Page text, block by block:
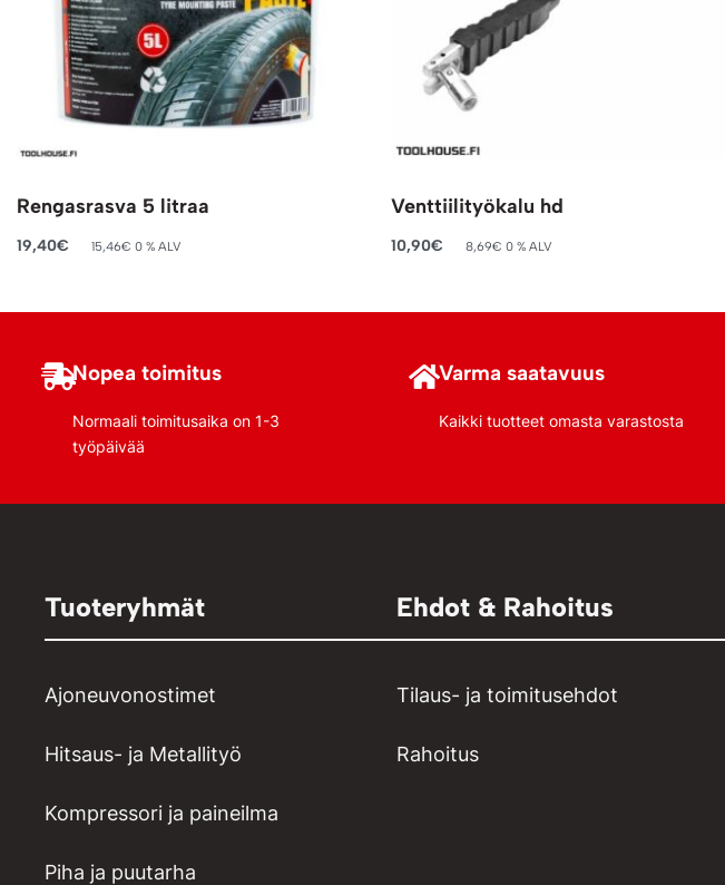
Rengasrasva 5 litraa
19,40€ 15,46€ 0 % ALV
Venttiilityökalu hd
10,90€ 8,69€ 0 % ALV
Nopea toimitus
Normaali toimitusaika on 1-3
työpäivää
Varma saatavuus
Kaikki tuotteet omasta varastosta
Tuoteryhmät
Ajoneuvonostimet
Hitsaus- ja Metallityö
Kompressori ja paineilma
Piha ja puutarha
Ehdot & Rahoitus
Tilaus- ja toimitusehdot
Rahoitus